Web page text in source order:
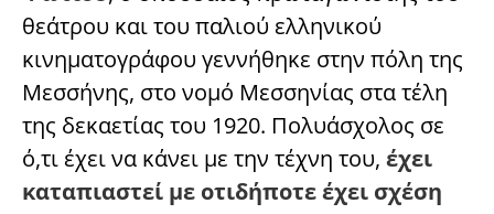
θεάτρου και του παλιού ελληνικού
κινηματογράφου γεννήθηκε στην πόλη της
Μεσσήνης, στο νομό Μεσσηνίας στα τέλη
της δεκαετίας του 1920. Πολυάσχολος σε
ό,τι έχει να κάνει με την τέχνη του, έχει
καταπιαστεί με οτιδήποτε έχει σχέση